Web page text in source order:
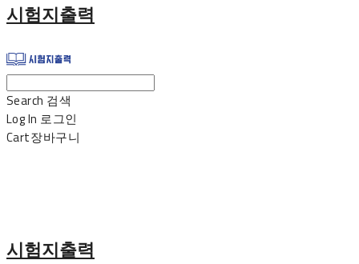
시험지출력
Search 검색
Log In 로그인
Cart장바구니
시험지출력